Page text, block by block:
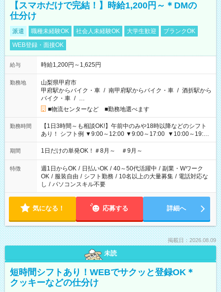
【スマホだけで完結！】時給1,200円～＊DMの
仕分け
派遣 職種未経験OK 社会人未経験OK 大学生歓迎
ブランクOK
WEB登録・面接OK
給与 時給1,200円～1,625円
勤務地
山梨県甲府市
甲府駅からバイク・車 / 南甲府駅からバイク・車 / 酒折駅から
バイク・車 / …
■物流センターなど ■勤務地選べます
勤務時間
【1日3時間～も相談OK!】午前中のみや18時以降などのシフト
あり！ シフト例 ▼9:00～12:00 ▼9:00～17:00 ▼10:00～19:00
▼18:00～21:00
期間 1日だけの単発OK！＃8月～ ＃9月～
特徴 週1日からOK / 日払いOK / 40～50代活躍中 / 副業・Wワーク
OK / 服装自由 / シフト勤務 / 10名以上の大量募集 / 電話対応な
し / パソコンスキル不要
気になる！ 応募する 詳細へ
掲載日：2026.08.09
未読
短時間シフトあり！WEBでサクッと登録OK＊
クッキーなどの仕分け